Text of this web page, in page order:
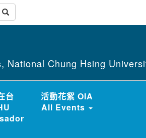
National Chung Hsing
台
活動花絮 OIA
All Events